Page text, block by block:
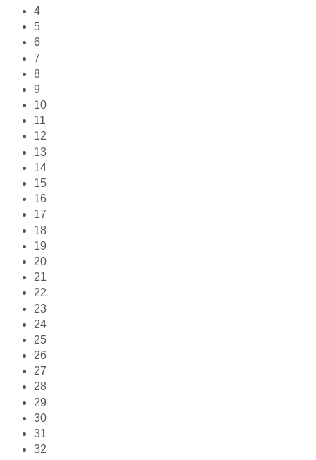
4
5
6
7
8
9
10
11
12
13
14
15
16
17
18
19
20
21
22
23
24
25
26
27
28
29
30
31
32